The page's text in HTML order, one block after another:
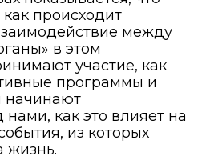
происходит
между
в этом
участие, как
программы и
начинают
нами, как это влияет на
из которых
жизнь.